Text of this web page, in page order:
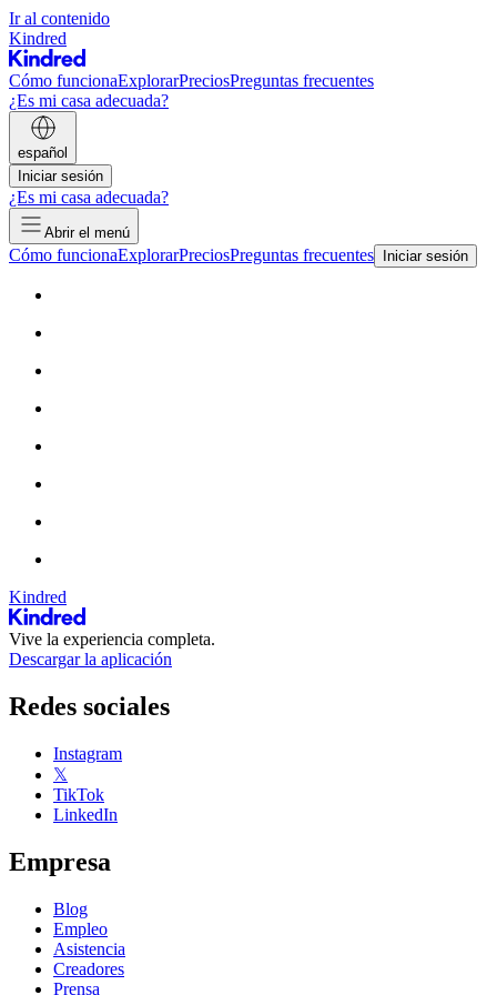
Ir al contenido
Kindred
Cómo funcionaExplorarPreciosPreguntas frecuentes
¿Es mi casa adecuada?
español
Iniciar sesión
¿Es mi casa adecuada?
Abrir el menú
Cómo funcionaExplorarPreciosPreguntas frecuentes Iniciar sesión
Kindred
Vive la experiencia completa.
Descargar la aplicación
Redes sociales
Instagram
𝕏
TikTok
LinkedIn
Empresa
Blog
Empleo
Asistencia
Creadores
Prensa